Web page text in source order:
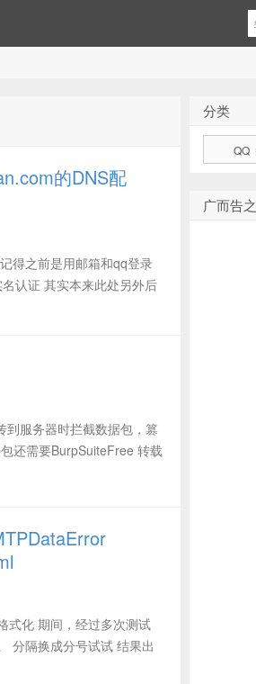
的DNS配
得之前是用邮箱和qq登录
认证 其实本来此处另外后
服务器时拦截数据包，篡
还需要BurpSuiteFree 转载
式化 期间，经过多次测试
分隔换成分号试试 结果出
分类
广而告之